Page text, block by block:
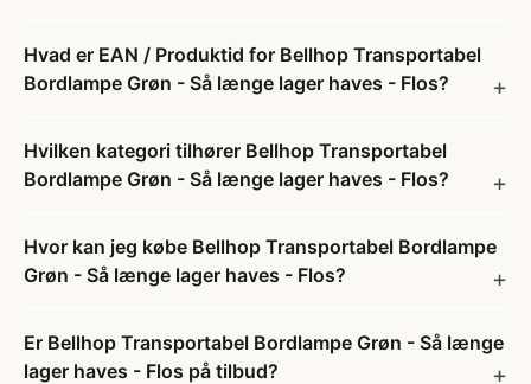
Hvad er EAN / Produktid for Bellhop Transportabel
Bordlampe Grøn - Så længe lager haves - Flos?
Hvilken kategori tilhører Bellhop Transportabel
Bordlampe Grøn - Så længe lager haves - Flos?
Hvor kan jeg købe Bellhop Transportabel Bordlampe
Grøn - Så længe lager haves - Flos?
Er Bellhop Transportabel Bordlampe Grøn - Så længe
lager haves - Flos på tilbud?